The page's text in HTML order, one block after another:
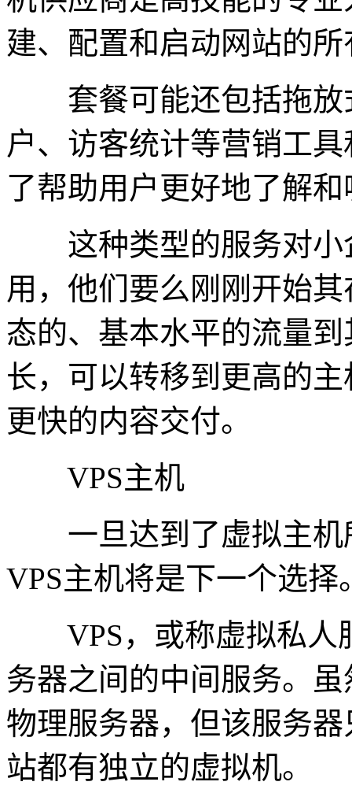
建、配置和启动网站的
套餐可能还包括拖放
户、访客统计等营销工
了帮助用户更好地了解
这种类型的服务对小
用，他们要么刚刚开始
态的、基本水平的流量
长，可以转移到更高的
更快的内容交付。
VPS主机
一旦达到了虚拟主机
VPS主机将是下一个选择
VPS，或称虚拟私人
务器之间的中间服务。
物理服务器，但该服务
站都有独立的虚拟机。